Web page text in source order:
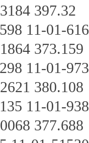
397.32
11-01-
373.159
11-01-
380.108
11-01-
377.688